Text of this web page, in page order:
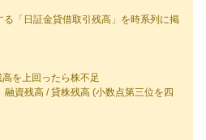
「日証金貸借取引残高」を時系列に掲
高を上回ったら株不足
融資残高 / 貸株残高 (小数点第三位を四